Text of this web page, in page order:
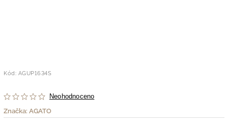
Kód: AGUP1634S
Neohodnoceno
Značka: AGATO